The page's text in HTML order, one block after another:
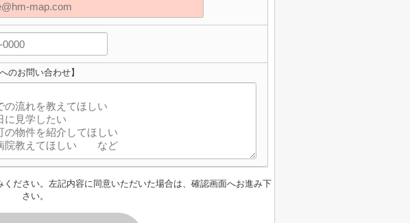
のお問い合わせ】
ください。左記内容に同意いただいた場合は、確認画面へお進み下
さい。